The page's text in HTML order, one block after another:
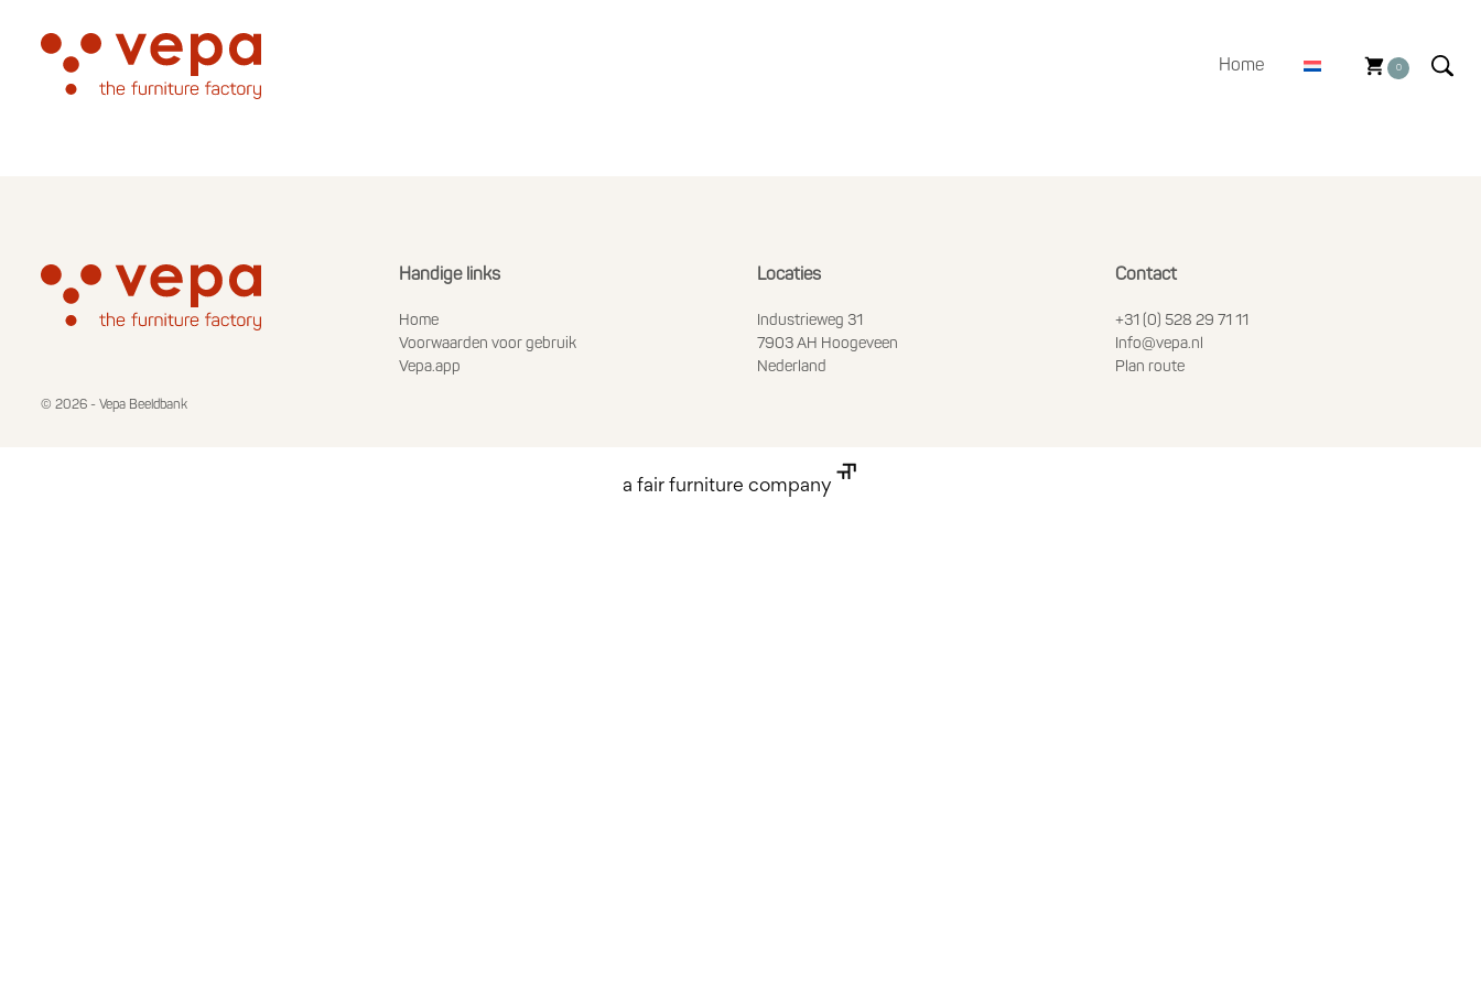
Home 0
Handige links
Home
Voorwaarden voor gebruik
Vepa.app
Locaties
Industrieweg 31
7903 AH Hoogeveen
Nederland
Contact
+31 (0) 528 29 71 11
Info@vepa.nl
Plan route
© 2026 - Vepa Beeldbank
a fair furniture company